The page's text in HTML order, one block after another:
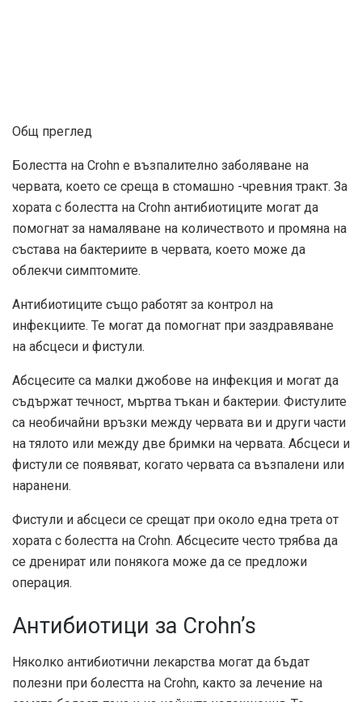
Общ преглед
Болестта на Crohn е възпалително заболяване на
червата, което се среща в стомашно -чревния тракт. За
хората с болестта на Crohn антибиотиците могат да
помогнат за намаляване на количеството и промяна на
състава на бактериите в червата, което може да
облекчи симптомите.
Антибиотиците също работят за контрол на
инфекциите. Те могат да помогнат при заздравяване
на абсцеси и фистули.
Абсцесите са малки джобове на инфекция и могат да
съдържат течност, мъртва тъкан и бактерии. Фистулите
са необичайни връзки между червата ви и други части
на тялото или между две бримки на червата. Абсцеси и
фистули се появяват, когато червата са възпалени или
наранени.
Фистули и абсцеси се срещат при около една трета от
хората с болестта на Crohn. Абсцесите често трябва да
се дренират или понякога може да се предложи
операция.
Антибиотици за Crohn’s
Няколко антибиотични лекарства могат да бъдат
полезни при болестта на Crohn, както за лечение на